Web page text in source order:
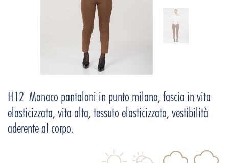
H12 Monaco pantaloni in punto milano, fascia in vita
elasticizzata, vita alta, tessuto elasticizzato, vestibilità
aderente al corpo.